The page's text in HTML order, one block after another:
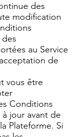
des
modification
au Service
de
vous être
Conditions
jour avant de
Plateforme. Si